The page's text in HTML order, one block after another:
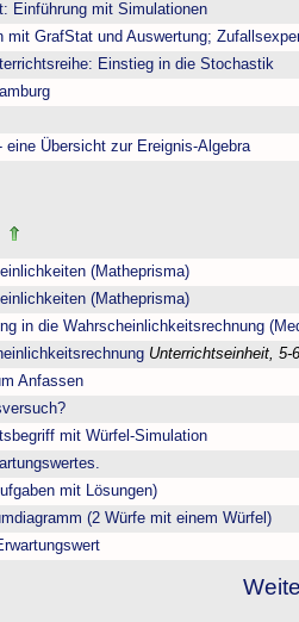
Einführung mit Simulationen
mit GrafStat und Auswertung;
Einstieg in die Stochastik
eine Übersicht zur Ereignis-Algebra
(Matheprisma)
(Matheprisma)
in die Wahrscheinlichkeitsrechnung
Unterrichtseinheit, 5-
Anfassen
mit Würfel-Simulation
mit Lösungen)
(2 Würfe mit einem Würfel)